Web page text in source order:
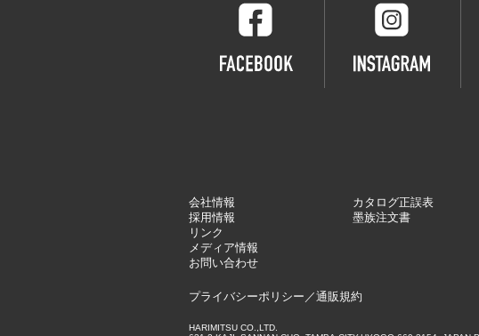
会社情報
採用情報
リンク
メディア情報
お問い合わせ
カタログ正誤表
墨族注文書
プライバシーポリシー ／通販規約
HARIMITSU CO.,LTD.